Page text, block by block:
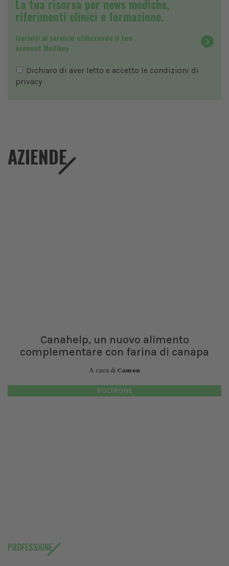
La tua risorsa per news mediche,
riferimenti clinici e formazione.
Iscriviti al servizio utilizzando il tuo
account Medikey
Dichiaro di aver letto e accetto le condizioni di
privacy
AZIENDE
Canahelp, un nuovo alimento
complementare con farina di canapa
A cura di Camon
POLTRONE
PROFESSIONE